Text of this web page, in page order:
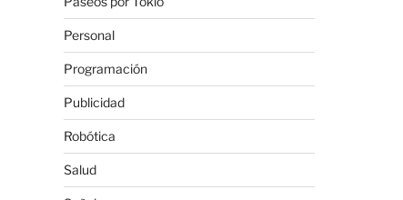
Personal
Programación
Publicidad
Robótica
Salud